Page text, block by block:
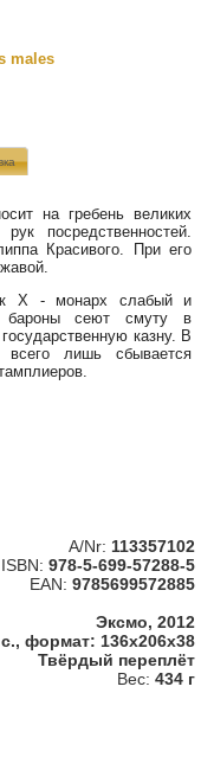
males
на гребень великих
посредственностей.
Красивого. При его
X - монарх слабый и
сеют смуту в
казну. В
лишь сбывается
A/Nr: 113357102
ISBN: 978-5-699-57288-5
EAN: 9785699572885
Эксмо, 2012
формат: 136x206x38
Твёрдый переплёт
Вес: 434 г